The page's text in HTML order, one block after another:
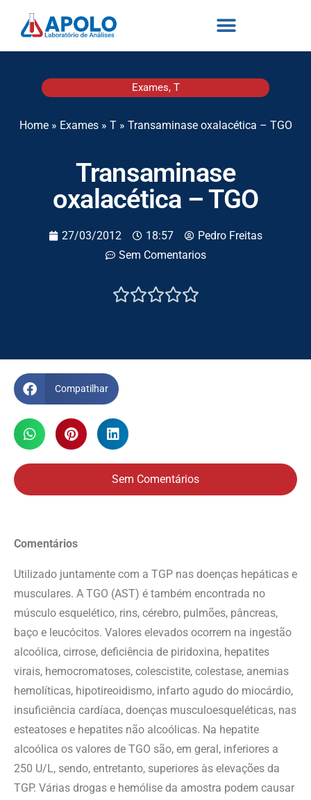
Exames, T
Home» Exames» T» Transaminase oxalacética – TGO
Transaminase
oxalacética – TGO
27/03/2012 18:57
Pedro Freitas
Sem Comentarios

Compatilhar
Sem Comentários
Comentários
Utilizado juntamente com a TGP nas doenças hepáticas e
musculares. A TGO (AST) é também encontrada no
músculo esquelético, rins, cérebro, pulmões, pâncreas,
baço e leucócitos. Valores elevados ocorrem na ingestão
alcoólica, cirrose, deficiência de piridoxina, hepatites
virais, hemocromatoses, colescistite, colestase, anemias
hemolíticas, hipotireoidismo, infarto agudo do miocárdio,
insuficiência cardíaca, doenças musculoesqueléticas, nas
esteatoses e hepatites não alcoólicas. Na hepatite
alcoólica os valores de TGO são, em geral, inferiores a
250 U/L, sendo, entretanto, superiores às elevações da
TGP. Várias drogas e hemólise da amostra podem causar